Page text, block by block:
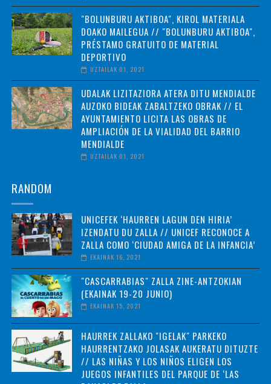
"BOLUNBURU AKTIBOA", KIROL MATERIALA
DOAKO MAILEGUA // "BOLUNBURU AKTIBOA",
PRÉSTAMO GRATUITO DE MATERIAL
DEPORTIVO
UZTAILAK 01, 2021
UDALAK LIZITAZIORA ATERA DITU MENDIALDE
AUZOKO BIDEAK ZABALTZEKO OBRAK // EL
AYUNTAMIENTO LICITA LAS OBRAS DE
AMPLIACIÓN DE LA VIALIDAD DEL BARRIO
MENDIALDE
UZTAILAK 01, 2021
RANDOM
UNICEFEK ‘HAURREN LAGUN DEN HIRIA’
IZENDATU DU ZALLA // UNICEF RECONOCE A
ZALLA COMO ‘CIUDAD AMIGA DE LA INFANCIA’
EKAINAK 16, 2021
"CASCARRABIAS" ZALLA ZINE-ANTZOKIAN
(EKAINAK 19-20 JUNIO)
EKAINAK 15, 2021
HAURREK ZALLAKO "IGELAK" PARKEKO
HAURRENTZAKO JOLASAK AUKERATU DITUZTE
// LAS NIÑAS Y LOS NIÑOS ELIGEN LOS
JUEGOS INFANTILES DEL PARQUE DE ‘LAS